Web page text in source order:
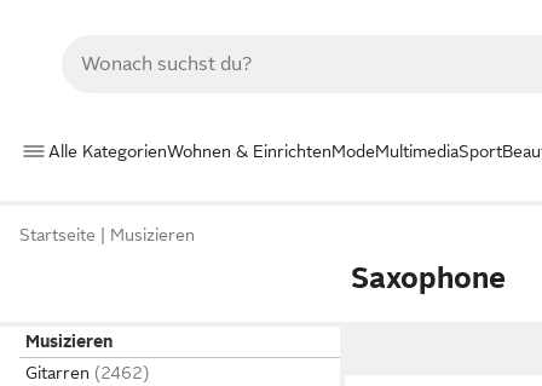
Alle KategorienWohnen & EinrichtenModeMultimediaSport
Startseite Musizieren
Saxophone
Musizieren
Gitarren